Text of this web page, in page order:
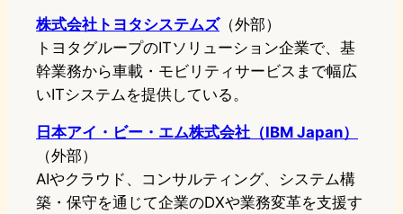
株式会社トヨタシステムズ（外部）
トヨタグループのITソリューション企業で、基
幹業務から車載・モビリティサービスまで幅広
いITシステムを提供している。
日本アイ・ビー・エム株式会社（IBM Japan）
（外部）
AIやクラウド、コンサルティング、システム構
築・保守を通じて企業のDXや業務変革を支援す